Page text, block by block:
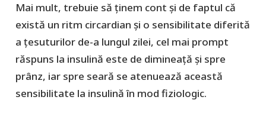
Mai mult, trebuie să ținem cont și de faptul că
există un ritm circardian și o sensibilitate diferită
a țesuturilor de-a lungul zilei, cel mai prompt
răspuns la insulină este de dimineață și spre
prânz, iar spre seară se atenuează această
sensibilitate la insulină în mod fiziologic.